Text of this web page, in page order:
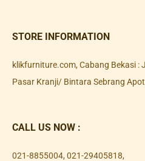
STORE INFORMATION
klikfurniture.com, Cabang Bekasi :
Pasar Kranji/ Bintara Sebrang
CALL US NOW :
021-8855004, 021-29405818,